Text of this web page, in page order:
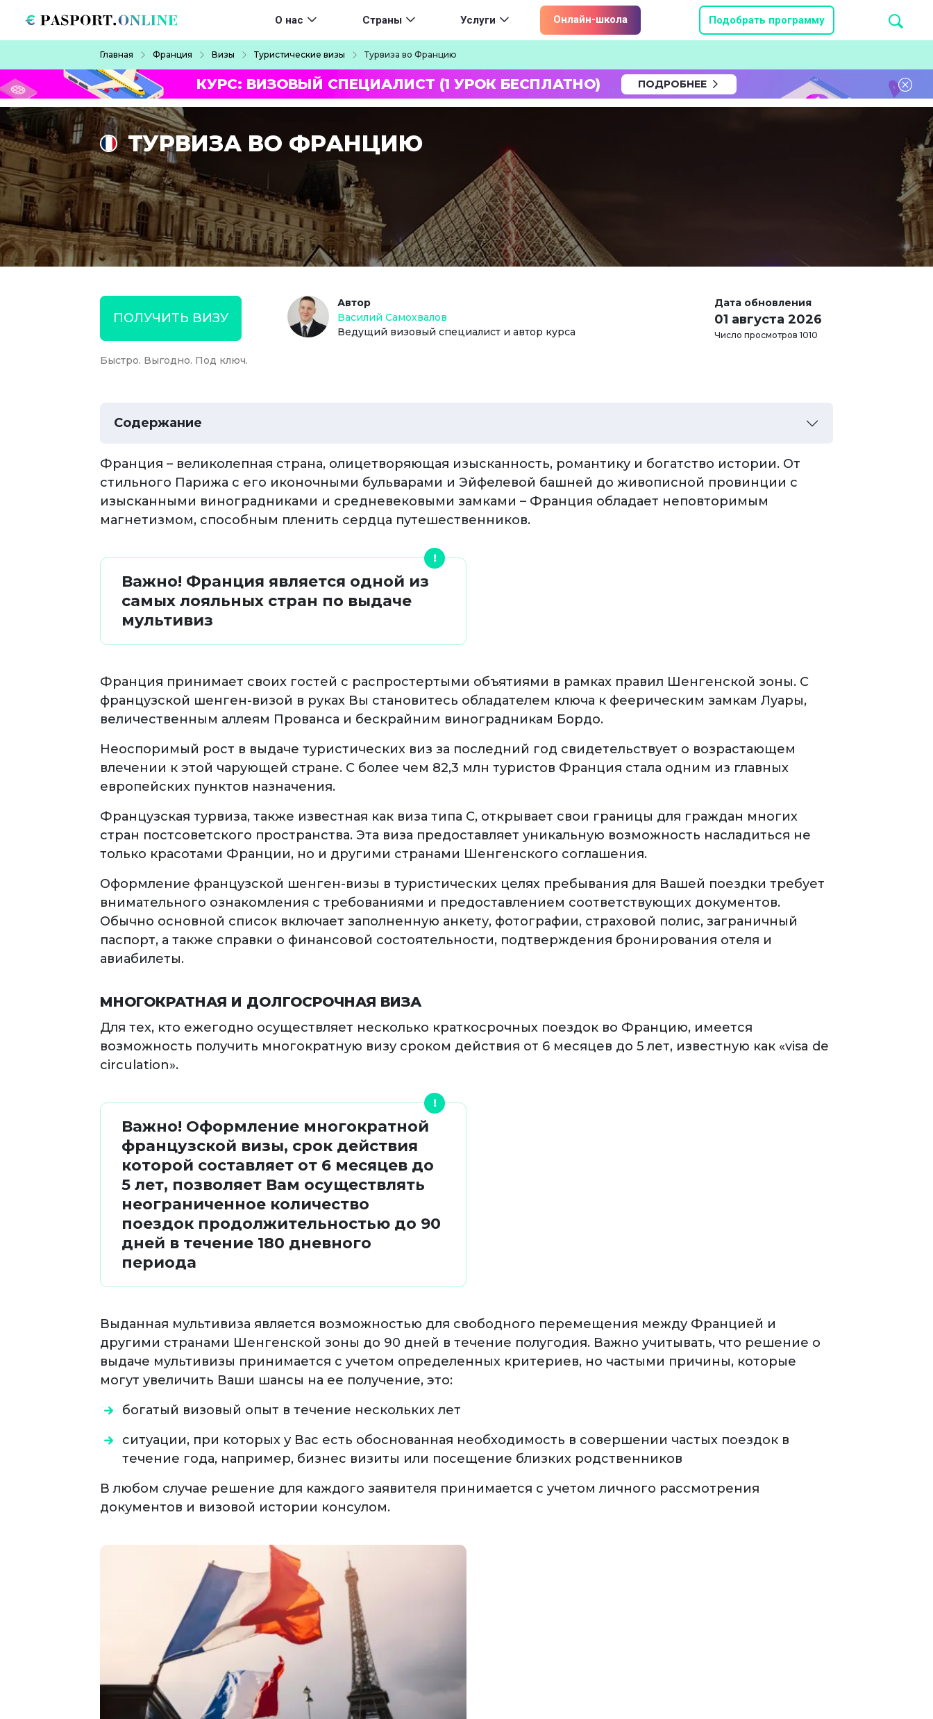
Main navigation
О нас Страны Услуги Онлайн-школа Подобрать программу
Главная Франция Визы Туристические визы Турвиза во Францию
КУРС: ВИЗОВЫЙ СПЕЦИАЛИСТ (1 УРОК БЕСПЛАТНО) ПОДРОБНЕЕ
ТУРВИЗА ВО ФРАНЦИЮ
ПОЛУЧИТЬ ВИЗУ
Быстро. Выгодно. Под ключ.
Автор
Василий Самохвалов
Ведущий визовый специалист и автор курса
Дата обновления
01 августа 2026
Число просмотров 1010
Содержание
Франция – великолепная страна, олицетворяющая изысканность, романтику и богатство истории. От
стильного Парижа с его иконочными бульварами и Эйфелевой башней до живописной провинции с
изысканными виноградниками и средневековыми замками – Франция обладает неповторимым
магнетизмом, способным пленить сердца путешественников.
Важно! Франция является одной из
самых лояльных стран по выдаче
мультивиз
Франция принимает своих гостей с распростертыми объятиями в рамках правил Шенгенской зоны. С
французской шенген-визой в руках Вы становитесь обладателем ключа к феерическим замкам Луары,
величественным аллеям Прованса и бескрайним виноградникам Бордо.
Неоспоримый рост в выдаче туристических виз за последний год свидетельствует о возрастающем
влечении к этой чарующей стране. С более чем 82,3 млн туристов Франция стала одним из главных
европейских пунктов назначения.
Французская турвиза, также известная как виза типа С, открывает свои границы для граждан многих
стран постсоветского пространства. Эта виза предоставляет уникальную возможность насладиться не
только красотами Франции, но и другими странами Шенгенского соглашения.
Оформление французской шенген-визы в туристических целях пребывания для Вашей поездки требует
внимательного ознакомления с требованиями и предоставлением соответствующих документов.
Обычно основной список включает заполненную анкету, фотографии, страховой полис, заграничный
паспорт, а также справки о финансовой состоятельности, подтверждения бронирования отеля и
авиабилеты.
МНОГОКРАТНАЯ И ДОЛГОСРОЧНАЯ ВИЗА
Для тех, кто ежегодно осуществляет несколько краткосрочных поездок во Францию, имеется
возможность получить многократную визу сроком действия от 6 месяцев до 5 лет, известную как «visa de
circulation».
Важно! Оформление многократной
французской визы, срок действия
которой составляет от 6 месяцев до
5 лет, позволяет Вам осуществлять
неограниченное количество
поездок продолжительностью до 90
дней в течение 180 дневного
периода
Выданная мультивиза является возможностью для свободного перемещения между Францией и
другими странами Шенгенской зоны до 90 дней в течение полугодия. Важно учитывать, что решение о
выдаче мультивизы принимается с учетом определенных критериев, но частыми причины, которые
могут увеличить Ваши шансы на ее получение, это:
богатый визовый опыт в течение нескольких лет
ситуации, при которых у Вас есть обоснованная необходимость в совершении частых поездок в
течение года, например, бизнес визиты или посещение близких родственников
В любом случае решение для каждого заявителя принимается с учетом личного рассмотрения
документов и визовой истории консулом.